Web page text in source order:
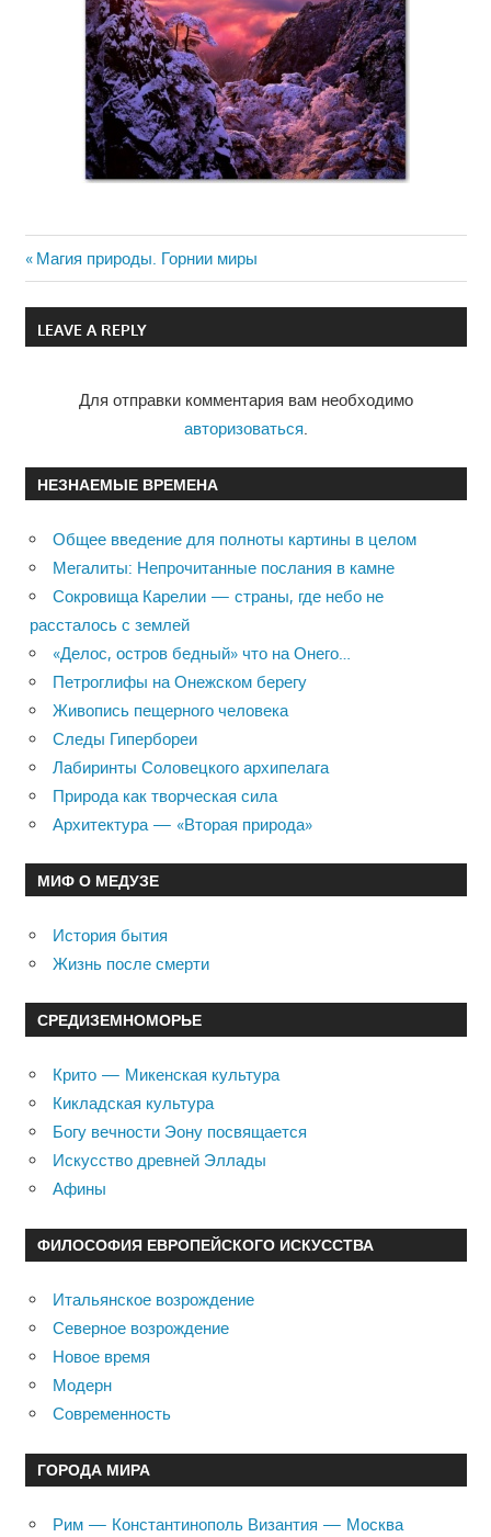
Навигация
по
Previous
Post:
Магия природы. Горнии миры
LEAVE A REPLY
Для отправки комментария вам необходимо
авторизоваться
НЕЗНАЕМЫЕ ВРЕМЕНА
Общее введение для полноты картины в целом
Мегалиты: Непрочитанные послания в камне
Сокровища Карелии — страны, где небо не
рассталось с землей
«Делос, остров бедный» что на Онего…
Петроглифы на Онежском берегу
Живопись пещерного человека
Следы Гипербореи
Лабиринты Соловецкого архипелага
Природа как творческая сила
Архитектура — «Вторая природа»
МИФ О МЕДУЗЕ
История бытия
Жизнь после смерти
СРЕДИЗЕМНОМОРЬЕ
Крито — Микенская культура
Кикладская культура
Богу вечности Эону посвящается
Искусство древней Эллады
Афины
ФИЛОСОФИЯ ЕВРОПЕЙСКОГО ИСКУССТВА
Итальянское возрождение
Северное возрождение
Новое время
Модерн
Современность
ГОРОДА МИРА
Рим — Константинополь Византия — Москва